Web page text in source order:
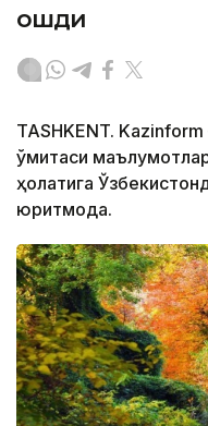
ошди
TASHKENT.
қўмитаси
ҳолатига
юритмоқда.